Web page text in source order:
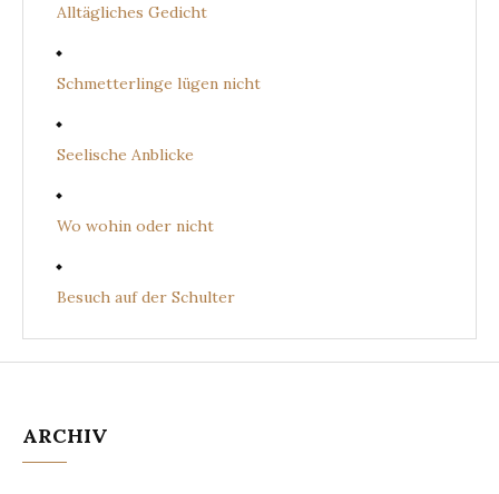
Alltägliches Gedicht
Schmetterlinge lügen nicht
Seelische Anblicke
Wo wohin oder nicht
Besuch auf der Schulter
ARCHIV